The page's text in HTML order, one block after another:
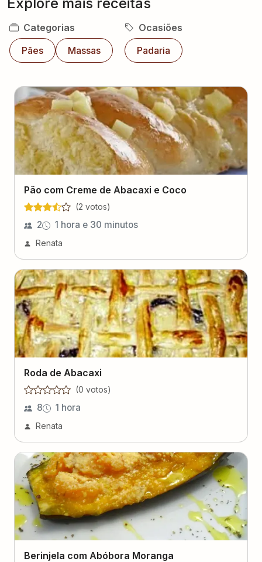
Categorias
Pães
Massas
Ocasiões
Padaria
Pão com Creme de Abacaxi e Coco
(2 votos)
2 1 hora e 30 minutos
Renata
Roda de Abacaxi
(0 votos)
8 1 hora
Renata
Berinjela com Abóbora Moranga